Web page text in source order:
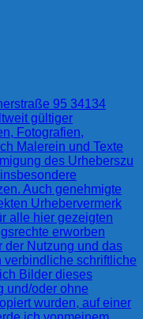
95 34134
gültiger
Fotografien,
Malerein und Texte
des Urheberszu
Auch genehmigte
Urhebervermerk
alle hier gezeigten
erworben
der Nutzung und das
verbindliche schriftliche
Bilder dieses
und/oder ohne
wurden, auf einer